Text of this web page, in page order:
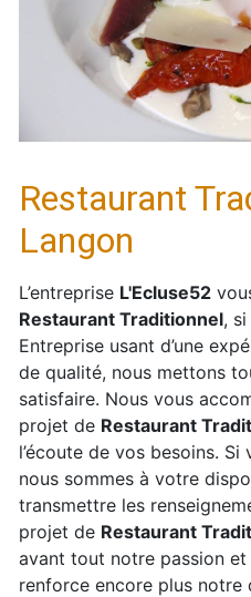
Restaurant
Langon
L’entreprise L'Ecluse52
Restaurant Traditionnel,
Entreprise usant d’une
de qualité, nous mettons
satisfaire. Nous vous
projet de Restaurant
l’écoute de vos besoins. Si
nous sommes à votre
transmettre les
projet de Restaurant
avant tout notre passion
renforce encore plus notre